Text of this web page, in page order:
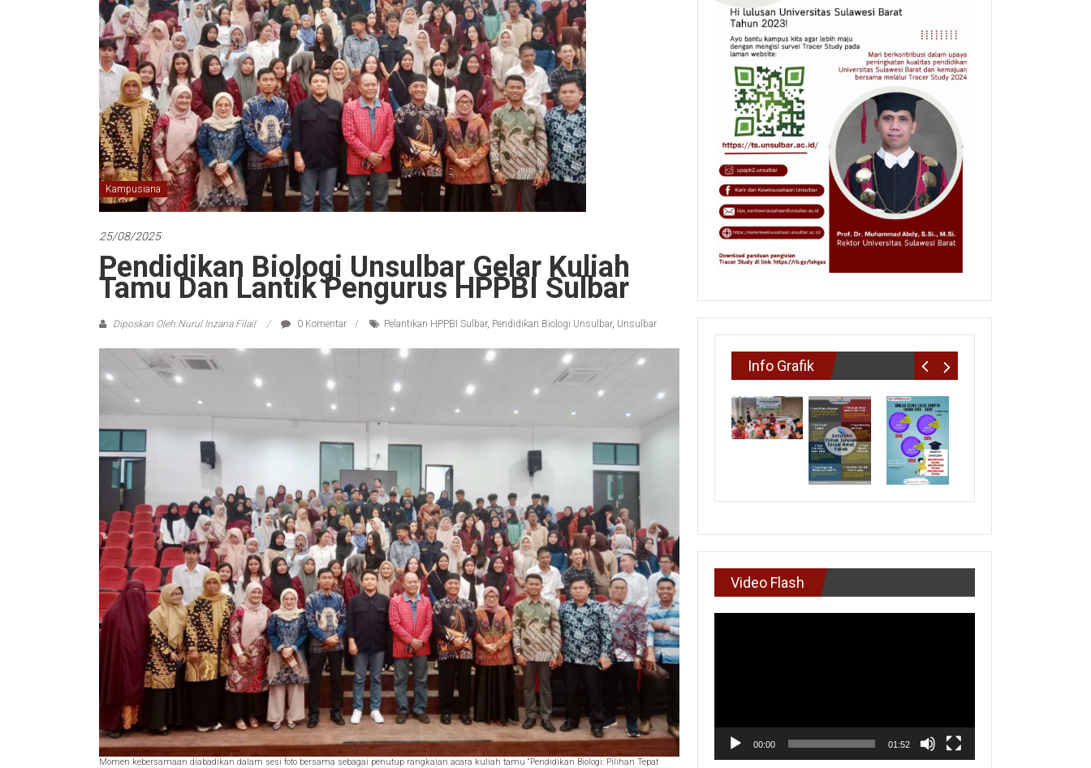
Kampusiana
25/08/2025
Pendidikan Biologi Unsulbar Gelar Kuliah
Tamu Dan Lantik Pengurus HPPBI Sulbar
Diposkan Oleh:Nurul Inzana Filail 0 Komentar Pelantikan HPPBI Sulbar, Pendidikan Biologi Unsulbar, Unsulbar
Momen kebersamaan diabadikan dalam sesi foto bersama sebagai penutup rangkaian acara kuliah tamu “Pendidikan Biologi: Pilihan Tepat
Info Grafik
Video Flash
00:00 01:52